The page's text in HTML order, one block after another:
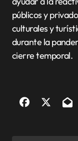
públicos y
culturales y
durante la
cierre temporal.